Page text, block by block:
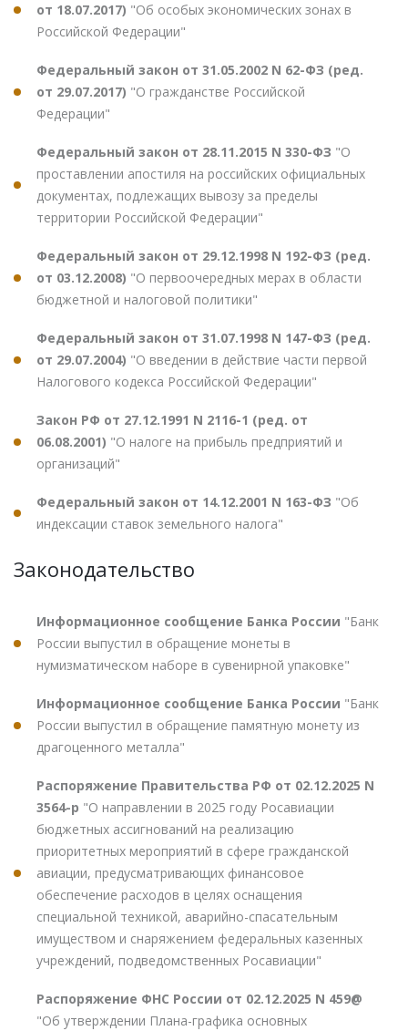
от 18.07.2017) "Об особых экономических зонах в
Российской Федерации"
Федеральный закон от 31.05.2002 N 62-ФЗ (ред.
от 29.07.2017) "О гражданстве Российской
Федерации"
Федеральный закон от 28.11.2015 N 330-ФЗ "О
проставлении апостиля на российских официальных
документах, подлежащих вывозу за пределы
территории Российской Федерации"
Федеральный закон от 29.12.1998 N 192-ФЗ (ред.
от 03.12.2008) "О первоочередных мерах в области
бюджетной и налоговой политики"
Федеральный закон от 31.07.1998 N 147-ФЗ (ред.
от 29.07.2004) "О введении в действие части первой
Налогового кодекса Российской Федерации"
Закон РФ от 27.12.1991 N 2116-1 (ред. от
06.08.2001) "О налоге на прибыль предприятий и
организаций"
Федеральный закон от 14.12.2001 N 163-ФЗ "Об
индексации ставок земельного налога"
Законодательство
Информационное сообщение Банка России "Банк
России выпустил в обращение монеты в
нумизматическом наборе в сувенирной упаковке"
Информационное сообщение Банка России "Банк
России выпустил в обращение памятную монету из
драгоценного металла"
Распоряжение Правительства РФ от 02.12.2025 N
3564-р "О направлении в 2025 году Росавиации
бюджетных ассигнований на реализацию
приоритетных мероприятий в сфере гражданской
авиации, предусматривающих финансовое
обеспечение расходов в целях оснащения
специальной техникой, аварийно-спасательным
имуществом и снаряжением федеральных казенных
учреждений, подведомственных Росавиации"
Распоряжение ФНС России от 02.12.2025 N 459@
"Об утверждении Плана-графика основных